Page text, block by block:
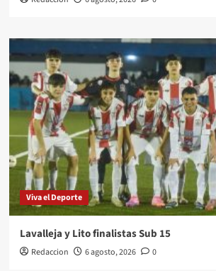
Viva el Deporte
Lavalleja y Lito finalistas Sub 15
Redaccion 6 agosto, 2026 0